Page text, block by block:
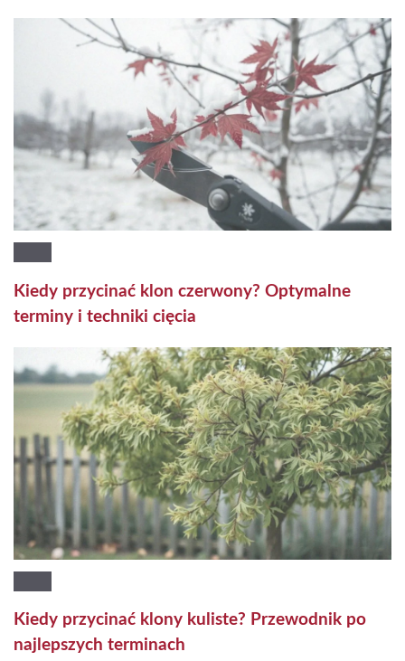
Kiedy przycinać klon czerwony? Optymalne
terminy i techniki cięcia
Kiedy przycinać klony kuliste? Przewodnik po
najlepszych terminach